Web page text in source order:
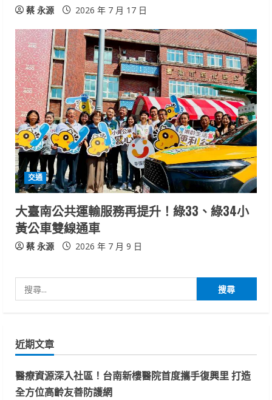
蔡 永源 2026 年 7 月 17 日
交通
大臺南公共運輸服務再提升！綠33、綠34小
黃公車雙線通車
蔡 永源 2026 年 7 月 9 日
尋
字:
近期文章
醫療資源深入社區！台南新樓醫院首度攜手復興里 打造
全方位高齡友善防護網